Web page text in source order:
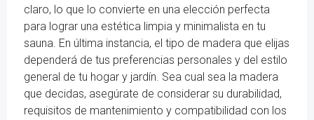
claro, lo que lo convierte en una elección perfecta
para lograr una estética limpia y minimalista en tu
sauna. En última instancia, el tipo de madera que elijas
dependerá de tus preferencias personales y del estilo
general de tu hogar y jardín. Sea cual sea la madera
que decidas, asegúrate de considerar su durabilidad,
requisitos de mantenimiento y compatibilidad con los